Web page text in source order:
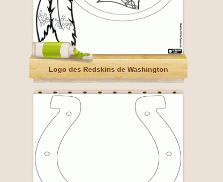
Logo des Redskins de Washington